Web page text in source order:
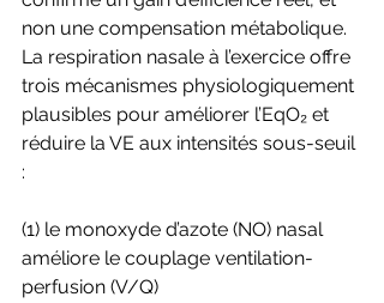
non une compensation métabolique.
La respiration nasale à l’exercice offre
trois mécanismes physiologiquement
plausibles pour améliorer l’EqO₂ et
réduire la VE aux intensités sous-seuil
:
(1) le monoxyde d’azote (NO) nasal
améliore le couplage ventilation-
perfusion (V/Q)